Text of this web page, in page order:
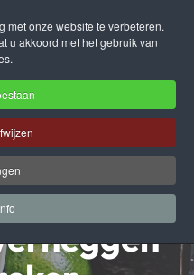
met onze website te verbeteren.
u akkoord met het gebruik van